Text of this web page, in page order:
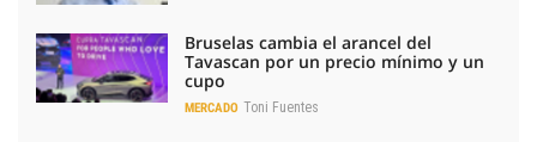
Bruselas cambia el arancel del
Tavascan por un precio mínimo y un
cupo
MERCADO Toni Fuentes